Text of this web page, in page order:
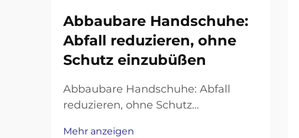
Abbaubare Handschuhe:
Abfall reduzieren, ohne
Schutz einzubüßen
Abbaubare Handschuhe: Abfall
reduzieren, ohne Schutz
Mehr anzeigen